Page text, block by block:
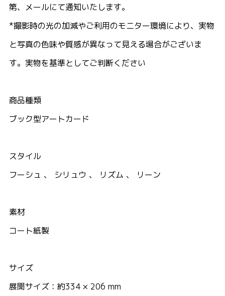
第、メールにて通知いたします。
*撮影時の光の加減やご利用のモニター環境により、実物
と写真の色味や質感が異なって見える場合がございま
す。実物を基準としてご判断ください
商品種類
ブック型アートカード
スタイル
フーシュ 、 シリュウ 、 リズム 、 リーン
素材
コート紙製
サイズ
展開サイズ：約334 × 206 mm